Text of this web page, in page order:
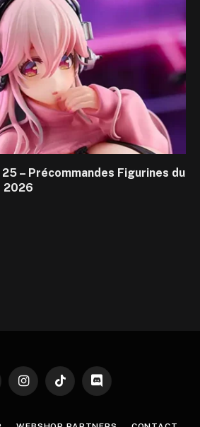
– Précommandes Figurines du
2026
InstagramTikTok Discord